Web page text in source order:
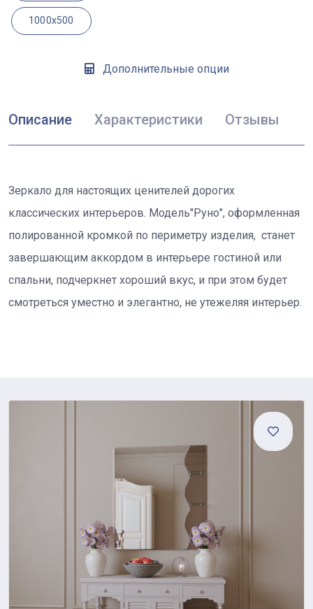
1000x500
Дополнительные опции
Описание Характеристики Отзывы
Зеркало для настоящих ценителей дорогих
классических интерьеров. Модель"Руно", оформленная
полированной кромкой по периметру изделия, станет
завершающим аккордом в интерьере гостиной или
спальни, подчеркнет хороший вкус, и при этом будет
смотреться уместно и элегантно, не утежеляя интерьер.